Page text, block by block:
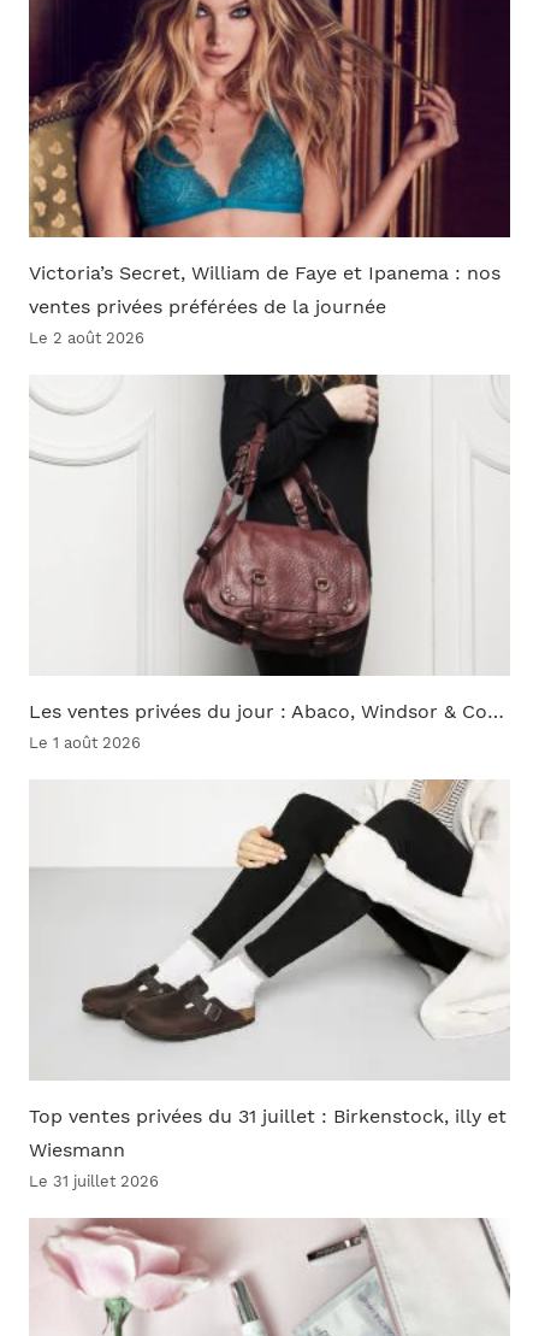
Victoria’s Secret, William de Faye et Ipanema : nos
ventes privées préférées de la journée
Le 2 août 2026
Les ventes privées du jour : Abaco, Windsor & Co…
Le 1 août 2026
Top ventes privées du 31 juillet : Birkenstock, illy et
Wiesmann
Le 31 juillet 2026